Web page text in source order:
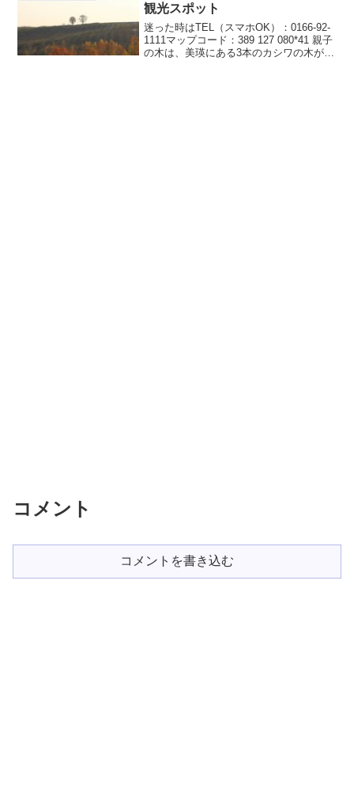
観光スポット
迷った時はTEL（スマホOK）：0166-92-
1111マップコード：389 127 080*41 親子
の木は、美瑛にある3本のカシワの木が並
コメント
コメントを書き込む